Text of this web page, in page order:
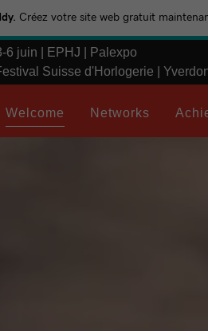
Créez votre site web gratuit
6 juin | EPHJ | Palexpo
Suisse d'Horlogerie |
Welcome Networks